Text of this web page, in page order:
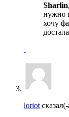
Sharlin
нужно
хочу
loriot